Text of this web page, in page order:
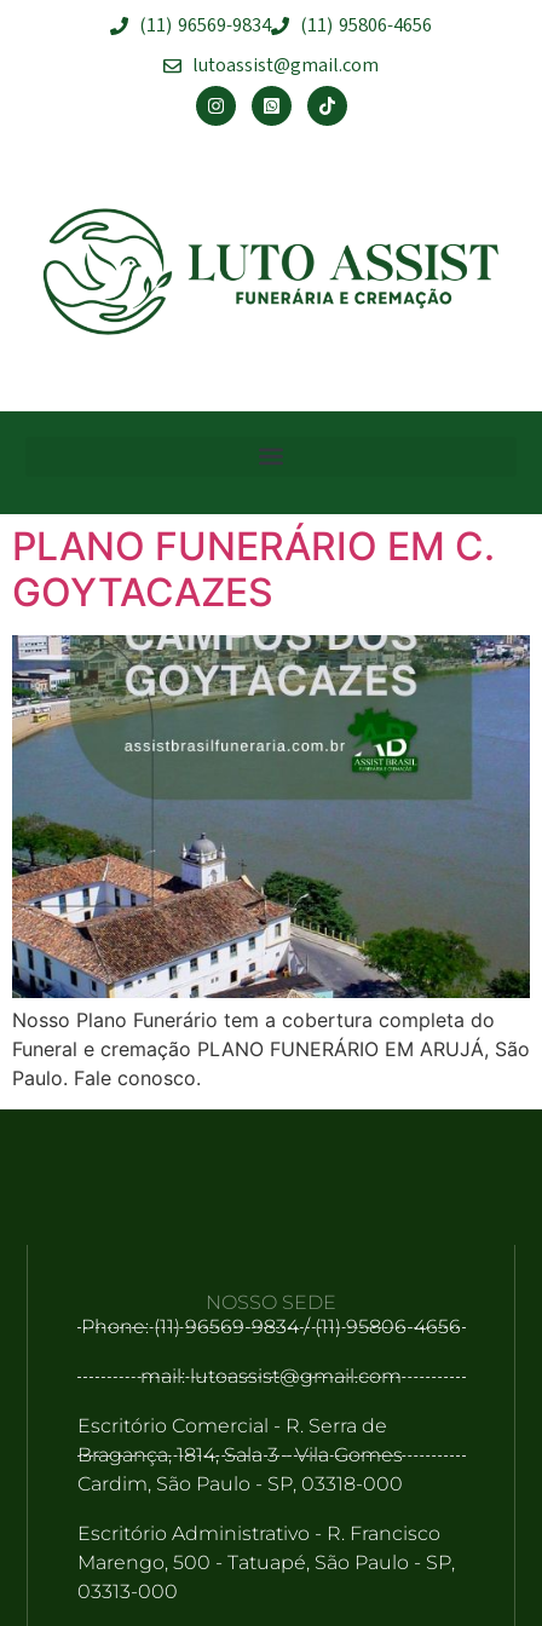
(11) 96569-9834
(11) 95806-4656
lutoassist@gmail.com
PLANO FUNERÁRIO EM C.
GOYTACAZES
Nosso Plano Funerário tem a cobertura completa do
Funeral e cremação PLANO FUNERÁRIO EM ARUJÁ, São
Paulo. Fale conosco.
NOSSO SEDE
Phone: (11) 96569-9834 / (11) 95806-4656
mail: lutoassist@gmail.com
Escritório Comercial - R. Serra de
Bragança, 1814, Sala 3 - Vila Gomes
Cardim, São Paulo - SP, 03318-000
Escritório Administrativo - R. Francisco
Marengo, 500 - Tatuapé, São Paulo - SP,
03313-000